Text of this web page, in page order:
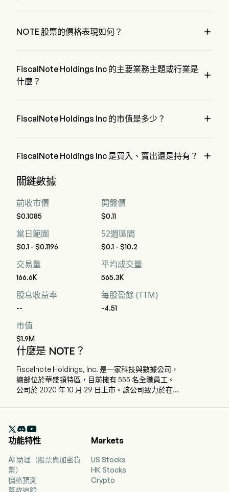
NOTE 股票的價格表現如何？ 
FiscalNote Holdings Inc 的主要業務主題或行業是
什麼？

FiscalNote Holdings Inc 的市值是多少？ 
FiscalNote Holdings Inc 是買入、賣出還是持有？ 
Inc 進行了解析師評級，包括 3 位強烈買入，7 位買入，1 位
關鍵數據
前收市價
$0.1085
開盤價
$0.11
當日範圍
$0.1 - $0.1196
52週區間
$0.1 - $10.2
交易量
166.6K
平均成交量
565.3K
股息收益率
--
每股盈餘 (TTM)
-4.51
市值
$1.9M
什麼是 NOTE？
Fiscalnote Holdings, Inc. 是一家科技與數據公司，
總部位於華盛頓特區，目前擁有 555 名全職員工。
公司於 2020 年 10 月 29 日上市。該公司致力於在不
訊可幫助使用其產品的客戶管理政策變更、應對監
管發展並降低政策風險。其公共政策情報產品組合
提供歐盟議題追蹤器（EU Issue Tracker），為歐洲
聯盟提供公共政策情報，以及專業服務，使客戶能
夠覆蓋全球 80 多個國家。公司提供倡議平台

功能特性
AI 助理（股票與加密貨
幣）
價格預測
募款追蹤
Markets
US Stocks
HK Stocks
Crypto